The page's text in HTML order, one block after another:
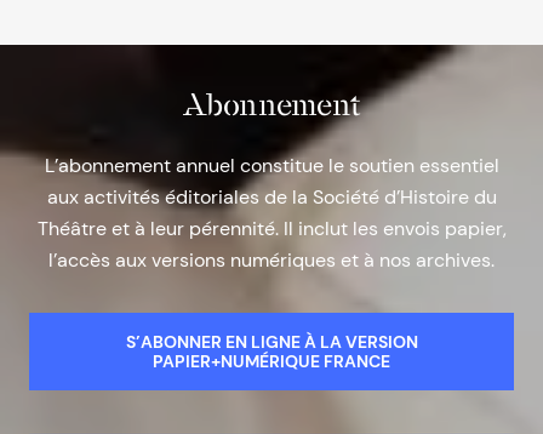
Abonnement
L’abonnement annuel constitue le soutien essentiel
aux activités éditoriales de la Société d’Histoire du
Théâtre et à leur pérennité. Il inclut les envois papier,
l’accès aux versions numériques et à nos archives.
S’ABONNER EN LIGNE À LA VERSION
PAPIER+NUMÉRIQUE FRANCE